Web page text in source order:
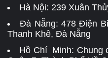
Hà Nội: 239 Xuân
Đà Nẵng:478 Điện
Thanh Khê, Đà Nẵng
Hồ Chí Minh: Chung